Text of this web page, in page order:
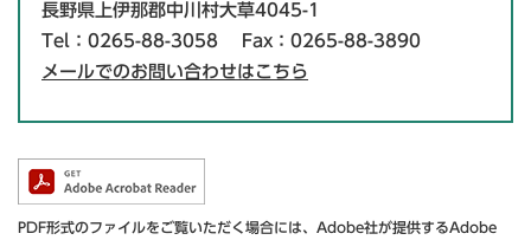
長野県上伊那郡中川村大草4045-1
Tel：0265-88-3058
Fax：0265-88-3890
メールでのお問い合わせはこちら
PDF形式のファイルをご覧いただく場合には、Adobe社が提供するAdobe